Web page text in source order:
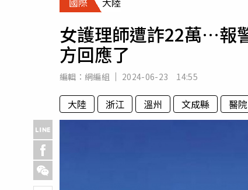
專欄
女護理師遭詐22萬…報
方回應了
編輯： 網編組 2024-06-23 14:55
大陸 浙江 溫州 文成縣 醫院